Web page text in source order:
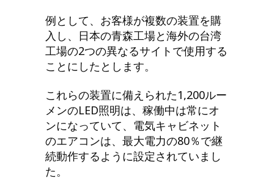
例として、お客様が複数の装置を購
入し、日本の青森工場と海外の台湾
工場の2つの異なるサイトで使用する
ことにしたとします。
これらの装置に備えられた1,200ルー
メンのLED照明は、稼働中は常にオ
ンになっていて、電気キャビネット
のエアコンは、最大電力の80％で継
続動作するように設定されていまし
た。